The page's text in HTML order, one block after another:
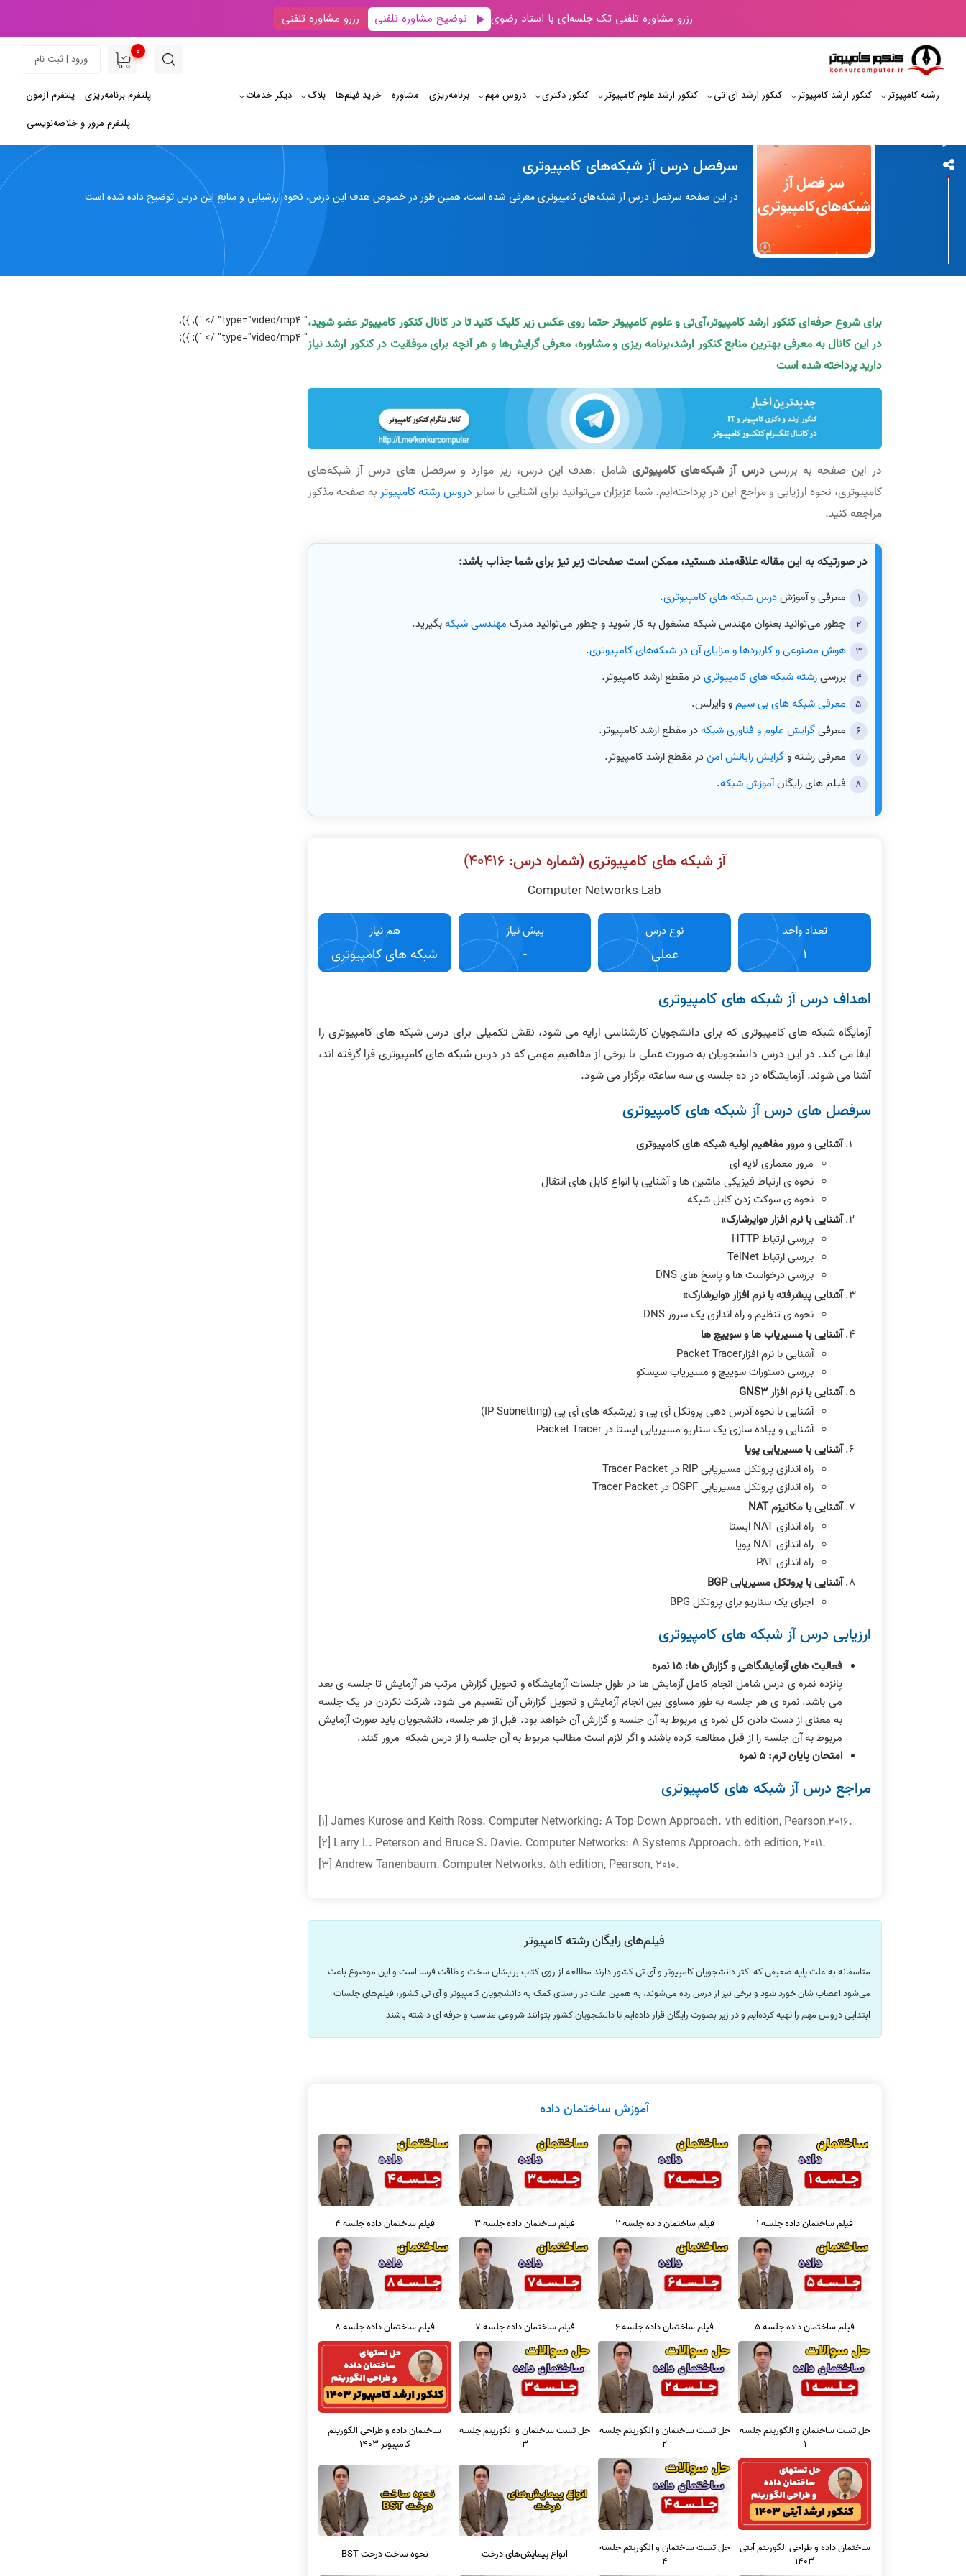
رزرو مشاوره تلفنی تک جلسه‌ای با استاد رضوی توضیح مشاوره تلفنی رزرو مشاوره تلفنی
0
ورود | ثبت نام
رشته کامپیوتر کنکور ارشد کامپیوتر کنکور ارشد آی‌ تی کنکور ارشد علوم کامپیوتر کنکور دکتری دروس مهم برنامه‌‌ریزی مشاوره خرید فیلم‌ها بلاگ دیگر خدمات پلتفرم آزمون
پلتفرم برنامه‌ریزی
پلتفرم مرور و خلاصه‌نویسی
سرفصل درس آز شبکه‌های کامپیوتری
در این صفحه سرفصل درس آز شبکه‌های کامپیوتری معرفی شده است، همین طور در خصوص هدف این درس، نحوه ارزشیابی و منابع این درس توضیح داده شده است
برای شروع حرفه‌ای کنکور ارشد کامپیوتر،آی‌تی و علوم کامپیوتر حتما روی عکس زیر کلیک کنید تا در کانال کنکور کامپیوتر عضو شوید،
در این کانال به معرفی بهترین منابع کنکور ارشد،برنامه ریزی و مشاوره، معرفی گرایش‌ها و هر آنچه برای موفقیت در کنکور ارشد نیاز
دارید پرداخته شده است
در این صفحه به بررسیدر‌س آز شبکه‌های کامپیوتریشامل :هدف این درس، ریز موارد و سرفصل های درس آز شبکه‌های
کامپیوتری، نحوه ارزیابی و مراجع این در پرداخته‌ایم. شما عزیزان می‌توانید برای آشنایی با سایر دروس رشته کامپیوتربه صفحه مذکور
مراجعه کنید.
در صورتیکه به این مقاله علاقه‌مند هستید، ممکن است صفحات زیر نیز برای شما جذاب باشد:
معرفی و آموزشدرس شبکه های کامپیوتری.
چطور می‌توانید بعنوان مهندس شبکه مشغول به کار شوید و چطور می‌توانید مدرک مهندسی شبکهبگیرید.
هوش مصنوعی و کاربردها و مزایای آن در شبکه‌های کامپیوتری.
بررسیرشته شبکه های کامپیوتریدر مقطع ارشد کامپیوتر.
معرفی شبکه های بی سیمو وایرلس.
معرفیگرایش علوم و فناوری شبکهدر مقطع ارشد کامپیوتر.
معرفی رشته وگرایش رایانش امندر مقطع ارشد کامپیوتر.
فیلم های رایگانآموزش شبکه.
آز شبکه های کامپیوتری (شماره درس: ۴٠۴١۶)
Computer Networks Lab
تعداد واحد
1
نوع درس
عملی
پیش نیاز
-
هم نیاز
شبکه های کامپیوتری
اهداف درس آز شبکه های کامپیوتری
آزمایگاه شبکه های کامپیوتری که برای دانشجویان کارشناسی ارایه می شود، نقش تکمیلی برای درس شبکه های کامپیوتری را
ایفا می کند. در این درس دانشجویان به صورت عملی با برخی از مفاهیم مهمی که در درس شبکه های کامپیوتری فرا گرفته اند،
آشنا می شوند. آزمایشگاه در ده جلسه ی سه ساعته برگزار می شود.
سرفصل های درس آز شبکه های کامپیوتری
آشنایی و مرور مفاهیم اولیه شبکه های کامپیوتری
مرور معماری لایه ای
نحوه ی ارتباط فیزیکی ماشین ها و آشنایی با انواع کابل های انتقال
نحوه ی سوکت زدن کابل شبکه
آشنایی با نرم افزار «وایرشارک»
بررسی ارتباط HTTP
بررسی ارتباط TelNet
بررسی درخواست ها و پاسخ های DNS
آشنایی پیشرفته با نرم افزار «وایرشارک»
نحوه ی تنظیم و راه اندازی یک سرور DNS
آشنایی با مسیریاب ها و سوییچ ها
آشنایی با نرم افزارPacket Tracer
بررسی دستورات سوییچ و مسیریاب سیسکو
آشنایی با نرم افزار GNS3
آشنایی با نحوه آدرس دهی پروتکل آی پی و زیرشبکه های آی پی (IP Subnetting)
آشنایی و پیاده سازی یک سناریو مسیریابی ایستا در Packet Tracer
آشنایی با مسیریابی پویا
راه اندازی پروتکل مسیریابی RIP در Tracer Packet
راه اندازی پروتکل مسیریابی OSPF در Tracer Packet
آشنایی با مکانیزم NAT
راه اندازی NAT ایستا
راه اندازی NAT پویا
راه اندازی PAT
آشنایی با پروتکل مسیریابی BGP
اجرای یک سناریو برای پروتکل BPG
ارزیابی درس آز شبکه های کامپیوتری
فعالیت های آزمایشگاهی و گزارش ها: ١۵ نمره
پانزده نمره ی درس شامل انجام کامل آزمایش ها در طول جلسات آزمایشگاه و تحویل گزارش مرتب هر آزمایش تا جلسه ی بعد
می باشد. نمره ی هر جلسه به طور مساوی بین انجام آزمایش و تحویل گزارش آن تقسیم می شود. شرکت نکردن در یک جلسه
به معنای از دست دادن کل نمره ی مربوط به آن جلسه و گزارش آن خواهد بود. قبل از هر جلسه، دانشجویان باید صورت آزمایش
مربوط به آن جلسه را از قبل مطالعه کرده باشند و اگر لازم است مطالب مربوط به آن جلسه را از درس شبکه مرور کنند.
امتحان پایان ترم: ۵ نمره
مراجع درس آز شبکه های کامپیوتری
[1] James Kurose and Keith Ross. Computer Networking: A Top-Down Approach. 7th edition, Pearson,2016.
[2] Larry L. Peterson and Bruce S. Davie. Computer Networks: A Systems Approach. 5th edition, 2011.
[3] Andrew Tanenbaum. Computer Networks. 5th edition, Pearson, 2010.
فیلم‌های رایگان رشته کامپیوتر
متاسفانه به علت پایه ضعیفی که اکثر دانشجویان کامپیوتر و آی تی کشور دارند مطالعه از روی کتاب برایشان سخت و طاقت فرسا است و این موضوع باعث
می‌شود اعصاب شان خورد شود و برخی نیز از درس زده می‌شوند، به همین علت در راستای کمک به دانشجویان کامپیوتر و آی تی کشور، فیلم‌های جلسات
ابتدایی دروس مهم را تهیه کرده‌ایم و در زیر بصورت رایگان قرار داده‌ایم تا دانشجویان کشور بتوانند شروعی مناسب و حرفه ای داشته باشند
آموزش ساختمان داده
فیلم ساختمان داده جلسه 1 فیلم ساختمان داده جلسه 2 فیلم ساختمان داده جلسه 3 فیلم ساختمان داده جلسه 4
فیلم ساختمان داده جلسه 5 فیلم ساختمان داده جلسه 6 فیلم ساختمان داده جلسه 7 فیلم ساختمان داده جلسه 8
حل تست ساختمان و الگوریتم جلسه
1
حل تست ساختمان و الگوریتم جلسه
2
حل تست ساختمان و الگوریتم جلسه
3
ساختمان داده و طراحی الگوریتم
کامپیوتر 1403
ساختمان داده و طراحی الگوریتم آیتی
1403
حل تست ساختمان و الگوریتم جلسه
4
انواع پیمایش‌های درخت نحوه ساخت درخت BST
" type="video/mp4" /> `); });
" type="video/mp4" /> `); });